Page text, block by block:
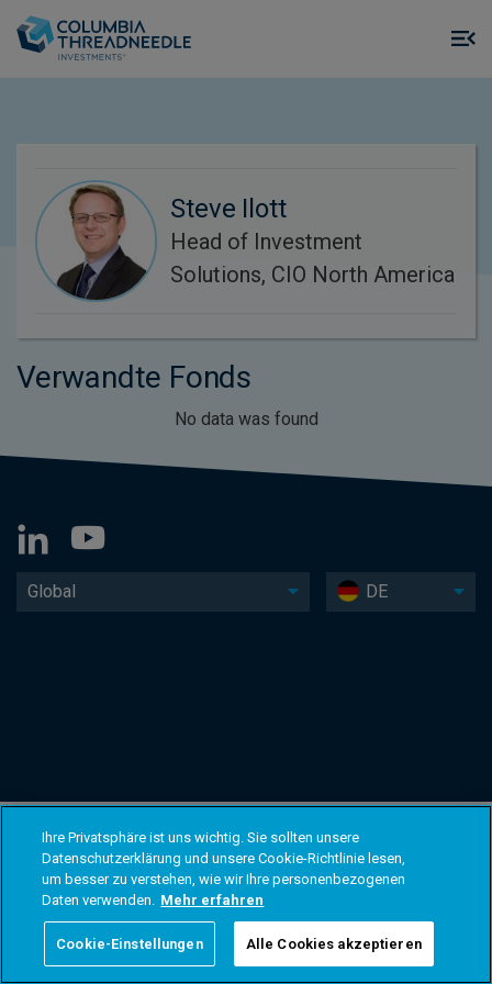
Steve Ilott
Head of Investment
Solutions, CIO North America
Verwandte Fonds
No data was found
Global DE
Ihre Privatsphäre ist uns wichtig. Sie sollten unsere
Datenschutzerklärung und unsere Cookie-Richtlinie lesen,
um besser zu verstehen, wie wir Ihre personenbezogenen
Daten verwenden. Mehr erfahren
Cookie-Einstellungen Alle Cookies akzeptieren